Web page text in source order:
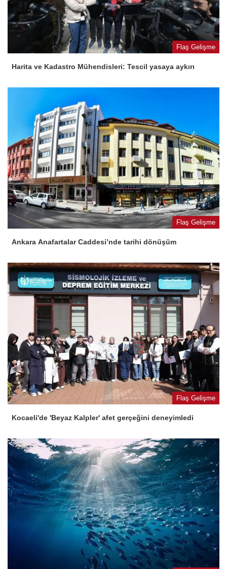
Flaş Gelişme
Harita ve Kadastro Mühendisleri: Tescil yasaya aykırı
Flaş Gelişme
Ankara Anafartalar Caddesi’nde tarihi dönüşüm
Flaş Gelişme
Kocaeli'de 'Beyaz Kalpler' afet gerçeğini deneyimledi